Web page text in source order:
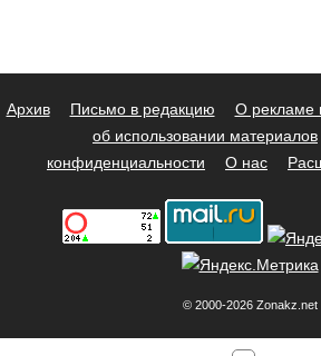
Архив Письмо в редакцию О рекламе
об использовании материалов
конфиденциальности
О нас
© 2000-2026 Zonakz.net